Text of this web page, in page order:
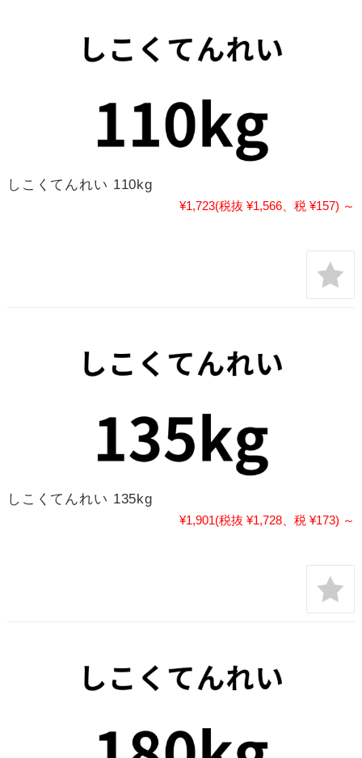
しこくてんれい 110kg
¥1,723(税抜 ¥1,566、税 ¥157) ～
しこくてんれい 135kg
¥1,901(税抜 ¥1,728、税 ¥173) ～